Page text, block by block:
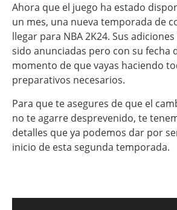
Ahora que el juego ha estado
un mes, una nueva temporada de
llegar para NBA 2K24. Sus
sido anunciadas pero con su fecha
momento de que vayas haciendo
preparativos necesarios.
Para que te asegures de que el
no te agarre desprevenido, te
detalles que ya podemos dar por
inicio de esta segunda temporada.